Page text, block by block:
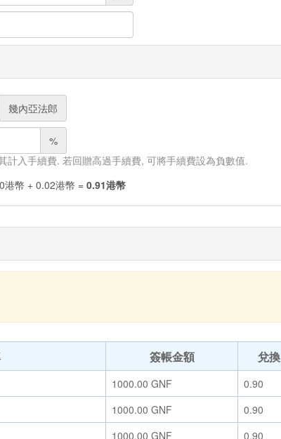
幾內亞法郎
%
計入手續費. 若回贈高過手續費, 可將手續費設為負數值.
港幣 + 0.02港幣 = 0.91港幣
簽帳金額 兌換
1000.00 GNF 0.90
1000.00 GNF 0.90
1000.00 GNF 0.90